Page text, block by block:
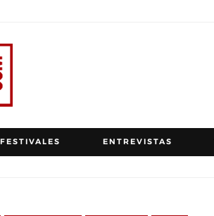
FESTIVALES ENTREVISTAS